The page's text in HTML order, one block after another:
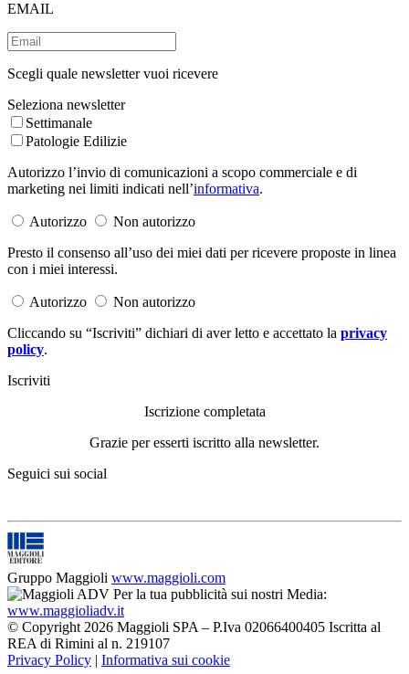
EMAIL
Scegli quale newsletter vuoi ricevere
Seleziona newsletter
Settimanale
Patologie Edilizie
Autorizzo l’invio di comunicazioni a scopo commerciale e di
marketing nei limiti indicati nell’informativa.
Autorizzo
Non autorizzo
Presto il consenso all’uso dei miei dati per ricevere proposte in linea
con i miei interessi.
Autorizzo
Non autorizzo
Cliccando su “Iscriviti” dichiari di aver letto e accettato la privacy
policy.
Iscriviti
Iscrizione completata
Grazie per esserti iscritto alla newsletter.
Seguici sui social
Gruppo Maggioli www.maggioli.com
Per la tua pubblicità sui nostri Media:
www.maggioliadv.it
© Copyright 2026 Maggioli SPA – P.Iva 02066400405 Iscritta al
REA di Rimini al n. 219107
Privacy Policy | Informativa sui cookie